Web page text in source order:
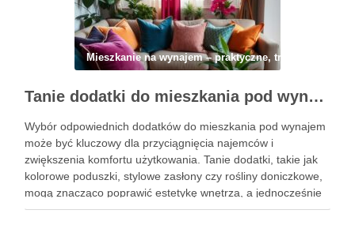
Mieszkanie na wynajem – praktyczne, trwałe i łatwe
Tanie dodatki do mieszkania pod wynajem: jak wybrać praktyczne i efektowne rozwiązania poprawiające komfort i wygląd wnętrza
Wybór odpowiednich dodatków do mieszkania pod wynajem
może być kluczowy dla przyciągnięcia najemców i
zwiększenia komfortu użytkowania. Tanie dodatki, takie jak
kolorowe poduszki, stylowe zasłony czy rośliny doniczkowe,
mogą znacząco poprawić estetykę wnętrza, a jednocześnie
pełnić praktyczne funkcje. Gdy zdecydujesz się na